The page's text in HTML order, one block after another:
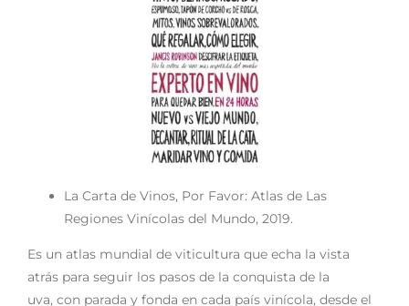
La Carta de Vinos, Por Favor: Atlas de Las
Regiones Vinícolas del Mundo, 2019.
Es un atlas mundial de viticultura que echa la vista
atrás para seguir los pasos de la conquista de la
uva, con parada y fonda en cada país vinícola, desde el